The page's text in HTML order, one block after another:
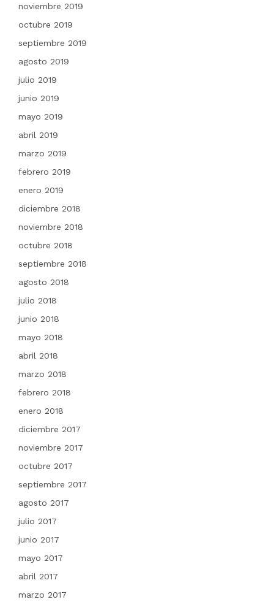
noviembre 2019
octubre 2019
septiembre 2019
agosto 2019
julio 2019
junio 2019
mayo 2019
abril 2019
marzo 2019
febrero 2019
enero 2019
diciembre 2018
noviembre 2018
octubre 2018
septiembre 2018
agosto 2018
julio 2018
junio 2018
mayo 2018
abril 2018
marzo 2018
febrero 2018
enero 2018
diciembre 2017
noviembre 2017
octubre 2017
septiembre 2017
agosto 2017
julio 2017
junio 2017
mayo 2017
abril 2017
marzo 2017